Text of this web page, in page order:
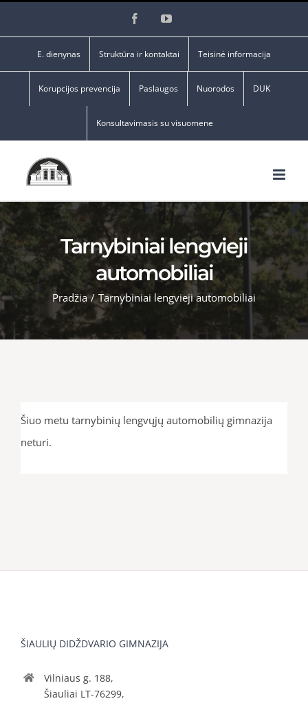
FacebookYouTube
E. dienynas Struktūra ir kontaktai Teisinė informacija
Korupcijos prevencija Paslaugos Nuorodos DUK
Konsultavimasis su visuomene
Tarnybiniai lengvieji
automobiliai
Pradžia / Tarnybiniai lengvieji automobiliai
Šiuo metu tarnybinių lengvųjų automobilių gimnazija
neturi.
ŠIAULIŲ DIDŽDVARIO GIMNAZIJA
Vilniaus g. 188,
Šiauliai LT-76299,